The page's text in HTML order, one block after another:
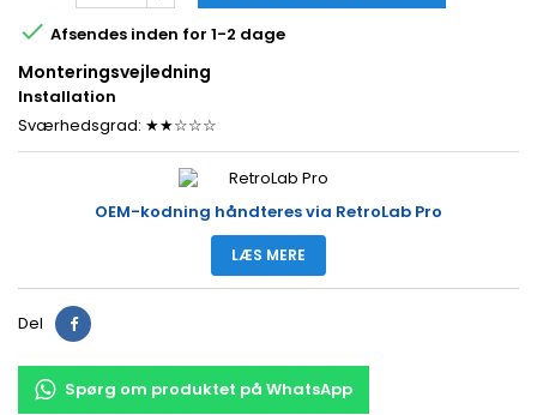
 Afsendes inden for 1-2 dage
Monteringsvejledning
Installation
Sværhedsgrad: ★★☆☆☆
OEM-kodning håndteres via RetroLab Pro
LÆS MERE
Del
Spørg om produktet på WhatsApp